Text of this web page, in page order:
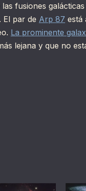
fusiones
. El par de Arp 87 está
La prominente
lejana y que no